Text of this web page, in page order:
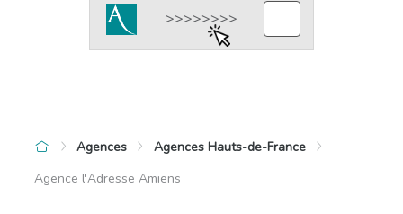
Agences
Agences Hauts-de-France
Agence l'Adresse Amiens